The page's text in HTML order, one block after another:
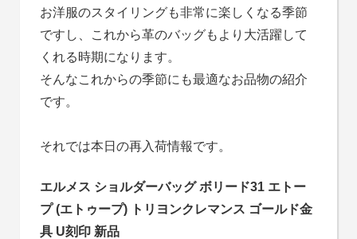
お洋服のスタイリングも非常に楽しくなる季節
ですし、これから革のバッグもより大活躍して
くれる時期になります。
そんなこれからの季節にも最適なお品物の紹介
です。
それでは本日の再入荷情報です。
エルメス ショルダーバッグ ボリード31 エトー
プ (エトゥープ) トリヨンクレマンス ゴールド金
具 U刻印 新品